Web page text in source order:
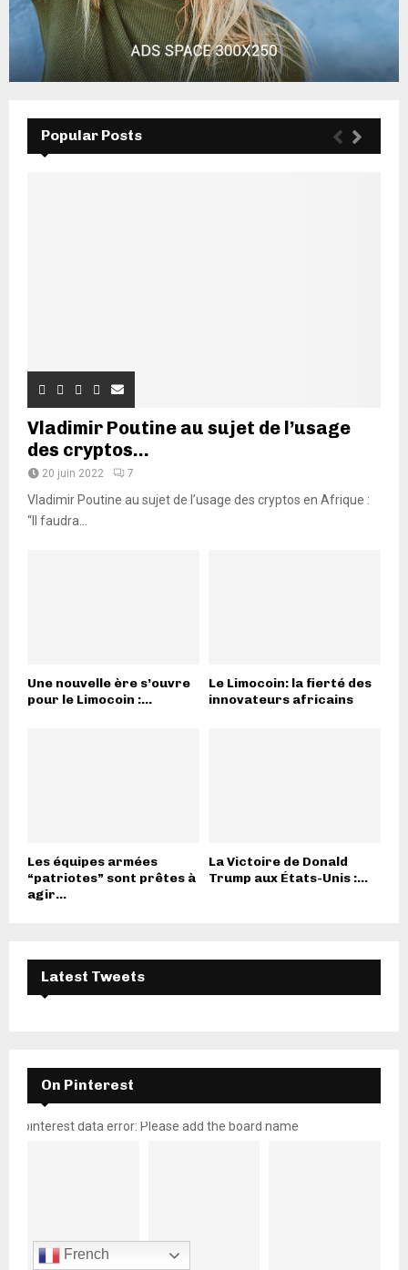
Popular Posts
Vladimir Poutine au sujet de l’usage
des cryptos...
20 juin 2022 7
Vladimir Poutine au sujet de l’usage des cryptos en Afrique :
“Il faudra...
Une nouvelle ère s’ouvre
pour le Limocoin :...
Le Limocoin: la fierté des
innovateurs africains
Les équipes armées
“patriotes” sont prêtes à
agir...
La Victoire de Donald
Trump aux États-Unis :...
Latest Tweets
On Pinterest
pinterest data error: Please add the board name
French